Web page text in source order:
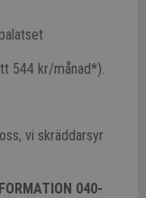
544 kr/månad*).
vi skräddarsyr
040-